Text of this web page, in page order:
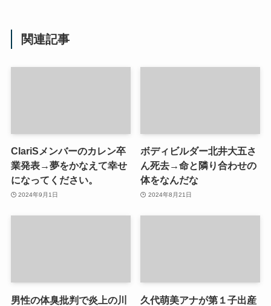
関連記事
ClariSメンバーのカレン卒
業発表→夢をかなえて幸せ
になってください。
2024年9月1日
ボディビルダー北井大五さ
ん死去→命と隣り合わせの
体をなんだな
2024年8月21日
男性の体臭批判で炎上の川
久代萌美アナが第１子出産